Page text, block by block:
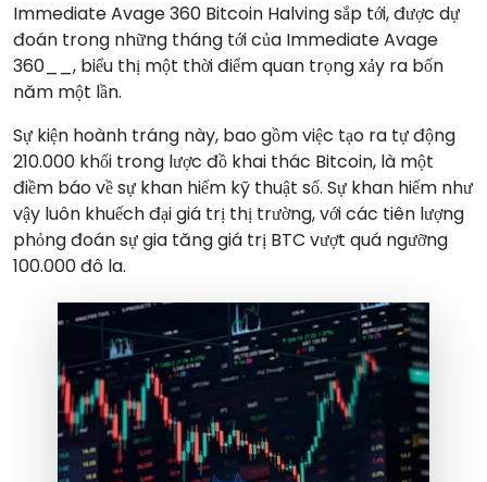
Immediate Avage 360 Bitcoin Halving sắp tới, được dự
đoán trong những tháng tới của Immediate Avage
360__, biểu thị một thời điểm quan trọng xảy ra bốn
năm một lần.
Sự kiện hoành tráng này, bao gồm việc tạo ra tự động
210.000 khối trong lược đồ khai thác Bitcoin, là một
điềm báo về sự khan hiếm kỹ thuật số. Sự khan hiếm như
vậy luôn khuếch đại giá trị thị trường, với các tiên lượng
phỏng đoán sự gia tăng giá trị BTC vượt quá ngưỡng
100.000 đô la.